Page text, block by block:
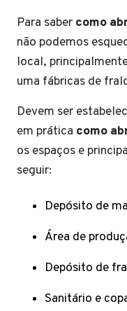
Para saber como
não podemos
local,
uma fábricas de
Devem ser
em prática como
os espaços e
seguir:
Depósito de
Área de
Depósito de
Sanitário e